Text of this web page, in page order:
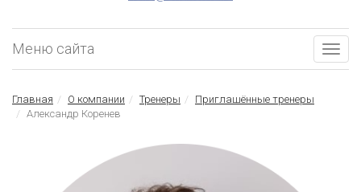
Меню сайта
Главная О компании Тренеры
Приглашённые тренеры
Александр Коренев